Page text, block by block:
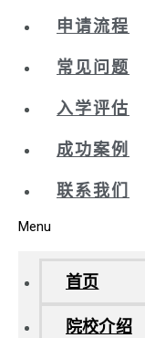
申请流程
常见问题
入学评估
成功案例
联系我们
Menu
首页
院校介绍